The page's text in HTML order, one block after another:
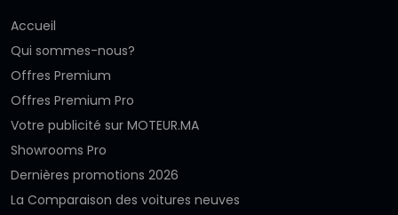
Accueil
Qui sommes-nous?
Offres Premium
Offres Premium Pro
Votre publicité sur MOTEUR.MA
Showrooms Pro
Dernières promotions 2026
La Comparaison des voitures neuves